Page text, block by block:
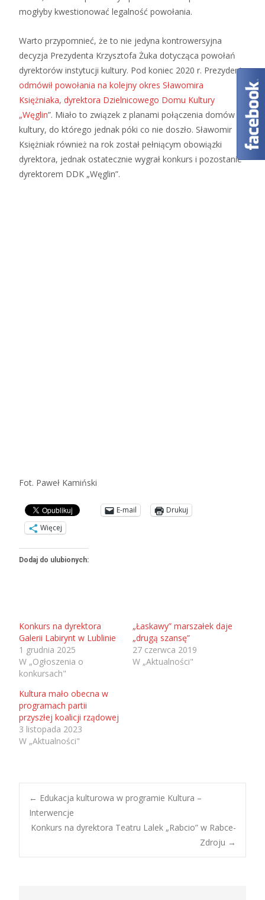
mogłyby kwestionować legalność powołania.
Warto przypomnieć, że to nie jedyna kontrowersyjna
decyzja Prezydenta Krzysztofa Żuka dotycząca powołań
dyrektorów instytucji kultury. Pod koniec 2020 r. Prezydent
odmówił powołania na kolejny okres Sławomira
Księżniaka, dyrektora Dzielnicowego Domu Kultury
„Węglin”. Miało to związek z planami połączenia domów
kultury, do którego jednak póki co nie doszło. Sławomir
Księżniak również na rok został pełniącym obowiązki
dyrektora, jednak ostatecznie wygrał konkurs i pozostanie
dyrektorem DDK „Węglin”.
Fot. Paweł Kamiński
E-mail
Drukuj
Więcej
Dodaj do ulubionych:
Konkurs na dyrektora
Galerii Labirynt w Lublinie
1 grudnia 2025
W „Ogłoszenia o
konkursach"
„Łaskawy” marszałek daje
„drugą szansę”
27 czerwca 2019
W „Aktualności"
Kultura mało obecna w
programach partii
przyszłej koalicji rządowej
3 listopada 2023
W „Aktualności"
Post
navigation
← Edukacja kulturowa w programie Kultura –
Interwencje
Konkurs na dyrektora Teatru Lalek „Rabcio” w Rabce-
Zdroju →